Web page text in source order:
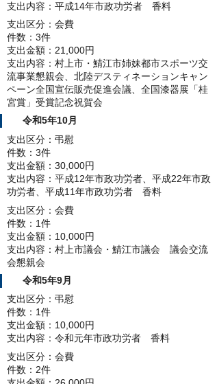
支出内容：平成14年市政功労者 香料
支出区分：会費
件数：3件
支出金額：21,000円
支出内容：村上市・鯖江市姉妹都市スポーツ交
流事業懇親会、北陸デスティネーションキャン
ペーン全国宣伝販売促進会議、全国漆器展「桂
宮賞」受賞記念祝賀会
令和5年10月
支出区分：弔慰
件数：3件
支出金額：30,000円
支出内容：平成12年市政功労者、平成22年市政
功労者、平成11年市政功労者 香料
支出区分：会費
件数：1件
支出金額：10,000円
支出内容：村上市議会・鯖江市議会 議会交流
会懇親会
令和5年9月
支出区分：弔慰
件数：1件
支出金額：10,000円
支出内容：令和元年市政功労者 香料
支出区分：会費
件数：2件